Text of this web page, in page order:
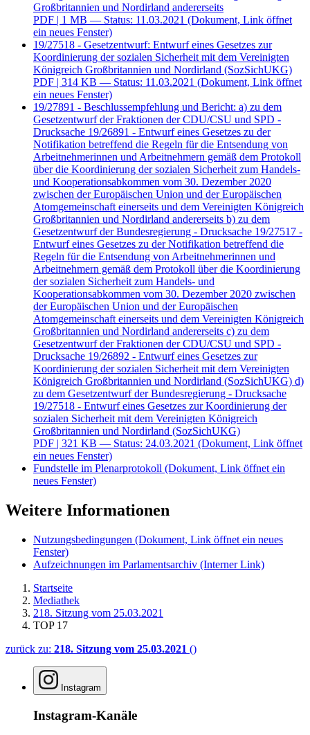
Großbritannien und Nordirland andererseits
PDF | 1 MB — Status: 11.03.2021 (Dokument, Link öffnet
ein neues Fenster)
19/27518 - Gesetzentwurf: Entwurf eines Gesetzes zur
Koordinierung der sozialen Sicherheit mit dem Vereinigten
Königreich Großbritannien und Nordirland (SozSichUKG)
PDF | 314 KB — Status: 11.03.2021 (Dokument, Link öffnet
ein neues Fenster)
19/27891 - Beschlussempfehlung und Bericht: a) zu dem
Gesetzentwurf der Fraktionen der CDU/CSU und SPD -
Drucksache 19/26891 - Entwurf eines Gesetzes zu der
Notifikation betreffend die Regeln für die Entsendung von
Arbeitnehmerinnen und Arbeitnehmern gemäß dem Protokoll
über die Koordinierung der sozialen Sicherheit zum Handels-
und Kooperationsabkommen vom 30. Dezember 2020
zwischen der Europäischen Union und der Europäischen
Atomgemeinschaft einerseits und dem Vereinigten Königreich
Großbritannien und Nordirland andererseits b) zu dem
Gesetzentwurf der Bundesregierung - Drucksache 19/27517 -
Entwurf eines Gesetzes zu der Notifikation betreffend die
Regeln für die Entsendung von Arbeitnehmerinnen und
Arbeitnehmern gemäß dem Protokoll über die Koordinierung
der sozialen Sicherheit zum Handels- und
Kooperationsabkommen vom 30. Dezember 2020 zwischen
der Europäischen Union und der Europäischen
Atomgemeinschaft einerseits und dem Vereinigten Königreich
Großbritannien und Nordirland andererseits c) zu dem
Gesetzentwurf der Fraktionen der CDU/CSU und SPD -
Drucksache 19/26892 - Entwurf eines Gesetzes zur
Koordinierung der sozialen Sicherheit mit dem Vereinigten
Königreich Großbritannien und Nordirland (SozSichUKG) d)
zu dem Gesetzentwurf der Bundesregierung - Drucksache
19/27518 - Entwurf eines Gesetzes zur Koordinierung der
sozialen Sicherheit mit dem Vereinigten Königreich
Großbritannien und Nordirland (SozSichUKG)
PDF | 321 KB — Status: 24.03.2021 (Dokument, Link öffnet
ein neues Fenster)
Fundstelle im Plenarprotokoll (Dokument, Link öffnet ein
neues Fenster)
Weitere Informationen
Nutzungsbedingungen (Dokument, Link öffnet ein neues
Fenster)
Aufzeichnungen im Parlamentsarchiv (Interner Link)
Startseite
Mediathek
218. Sitzung vom 25.03.2021
TOP 17
zurück zu: 218. Sitzung vom 25.03.2021 ()
Instagram
Instagram-Kanäle